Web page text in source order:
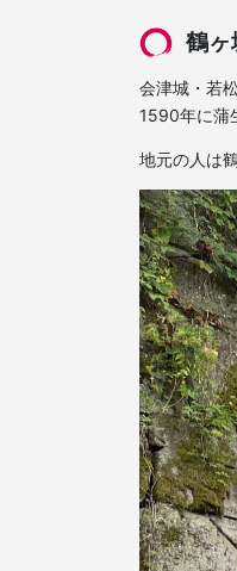
鶴ヶ
会津城・若
1590年に蒲
地元の人は